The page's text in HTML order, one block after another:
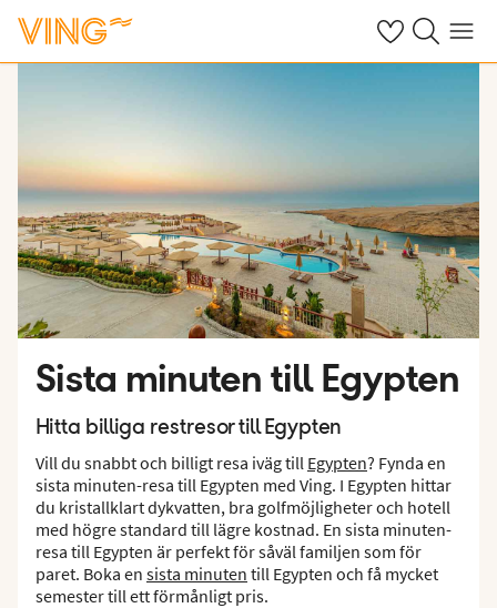
Se dinaSök på ving.se
Meny
Sista minuten till Egypten
Hitta billiga restresor till Egypten
Vill du snabbt och billigt resa iväg till Egypten? Fynda en
sista minuten-resa till Egypten med Ving. I Egypten hittar
du kristallklart dykvatten, bra golfmöjligheter och hotell
med högre standard till lägre kostnad. En sista minuten-
resa till Egypten är perfekt för såväl familjen som för
paret. Boka en sista minuten till Egypten och få mycket
semester till ett förmånligt pris.